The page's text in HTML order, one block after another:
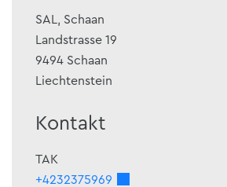
SAL, Schaan
Landstrasse 19
9494 Schaan
Liechtenstein
Kontakt
TAK
+4232375969